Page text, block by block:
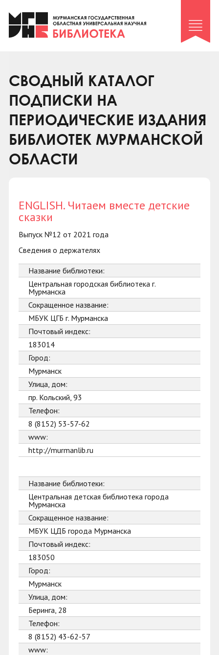
Клуб «Гиря и сельдерей»
Клуб «Семейный архив»
Коллегам
Контакты
СВОДНЫЙ КАТАЛОГ
ПОДПИСКИ НА
ПЕРИОДИЧЕСКИЕ ИЗДАНИЯ
БИБЛИОТЕК МУРМАНСКОЙ
ОБЛАСТИ
ENGLISH. Читаем вместе детские
сказки
Выпуск №12 от 2021 года
Сведения о держателях
Название библиотеки:
Центральная городская библиотека г.
Мурманска
Сокращенное название:
МБУК ЦГБ г. Мурманска
Почтовый индекс:
183014
Город:
Мурманск
Улица, дом:
пр. Кольский, 93
Телефон:
8 (8152) 53-57-62
www:
http://murmanlib.ru
Название библиотеки:
Центральная детская библиотека города
Мурманска
Сокращенное название:
МБУК ЦДБ города Мурманска
Почтовый индекс:
183050
Город:
Мурманск
Улица, дом:
Беринга, 28
Телефон:
8 (8152) 43-62-57
www: